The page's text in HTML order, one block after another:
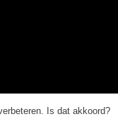
Is dat akkoord?